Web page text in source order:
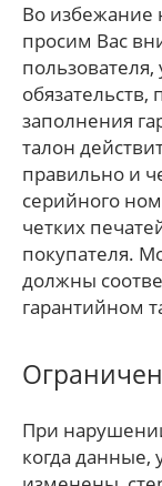
Во избежание
просим Вас
заполнения
талон
правильно и
серийного
четких
покупателя.
должны
гарантийном
При
когда данные,